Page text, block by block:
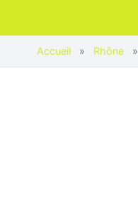
Accueil » Rhône »